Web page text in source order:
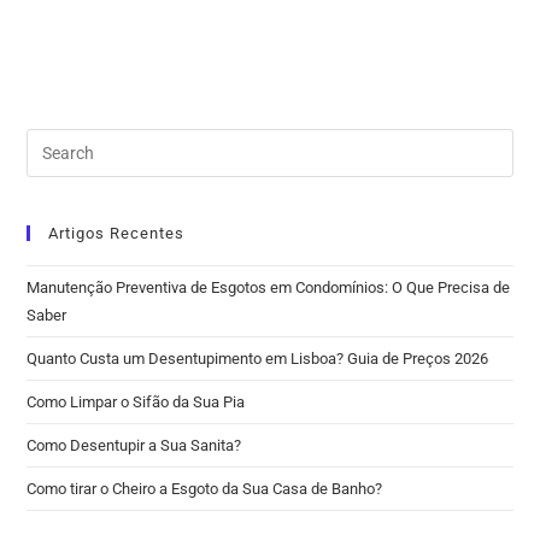
Artigos Recentes
Manutenção Preventiva de Esgotos em Condomínios: O Que Precisa de
Saber
Quanto Custa um Desentupimento em Lisboa? Guia de Preços 2026
Como Limpar o Sifão da Sua Pia
Como Desentupir a Sua Sanita?
Como tirar o Cheiro a Esgoto da Sua Casa de Banho?